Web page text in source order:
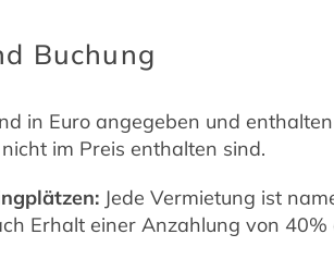
Buchung
in Euro angegeben und
im Preis enthalten sind.
Jede Vermietung ist
Erhalt einer Anzahlung von